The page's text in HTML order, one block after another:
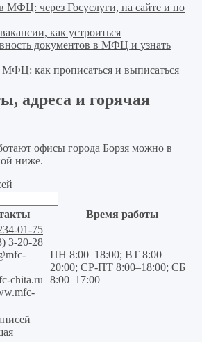
МФЦ: через Госуслуги, на сайте и по
как устроиться
документов в МФЦ и узнать
МФЦ: как прописаться и выписаться
адреса и горячая
офисы города Борзя можно в
ниже.
Время работы
01-75
3-20-28
chita.ru
ПН 8:00–18:00; ВТ 8:00–
20:00; СР-ПТ 8:00–18:00; СБ
8:00–17:00